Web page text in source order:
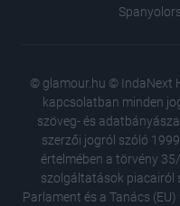
© glamour.hu © IndaNext
kapcsolatban minden
szöveg- és
szerzői jogról szóló
értelmében a törvény
szolgáltatások piacairól
Parlament és a Tanács